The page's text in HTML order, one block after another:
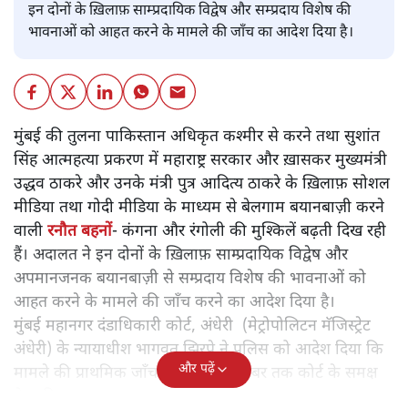
इन दोनों के ख़िलाफ़ साम्प्रदायिक विद्वेष और सम्प्रदाय विशेष की
भावनाओं को आहत करने के मामले की जाँच का आदेश दिया है।
मुंबई की तुलना पाकिस्तान अधिकृत कश्मीर से करने तथा सुशांत
सिंह आत्महत्या प्रकरण में महाराष्ट्र सरकार और ख़ासकर मुख्यमंत्री
उद्धव ठाकरे और उनके मंत्री पुत्र आदित्य ठाकरे के ख़िलाफ़ सोशल
मीडिया तथा गोदी मीडिया के माध्यम से बेलगाम बयानबाज़ी करने
वाली रनौत बहनों- कंगना और रंगोली की मुश्किलें बढ़ती दिख रही
हैं। अदालत ने इन दोनों के ख़िलाफ़ साम्प्रदायिक विद्वेष और
अपमानजनक बयानबाज़ी से सम्प्रदाय विशेष की भावनाओं को
आहत करने के मामले की जाँच करने का आदेश दिया है।
मुंबई महानगर दंडाधिकारी कोर्ट, अंधेरी (मेट्रोपोलिटन मॅजिस्ट्रेट
अंधेरी) के न्यायाधीश भागवत झिरपे ने पुलिस को आदेश दिया कि
मामले की प्राथमिक जाँच रिपोर्ट पाँच दिसंबर तक कोर्ट के समक्ष
और पढ़ें